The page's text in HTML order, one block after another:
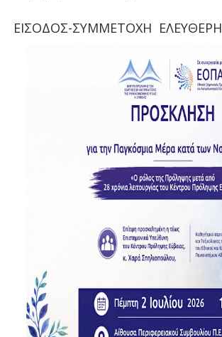
ΕΙΣΟΔΟΣ-ΣΥΜΜΕΤΟΧΗ ΕΛΕΥΘΕΡΗ